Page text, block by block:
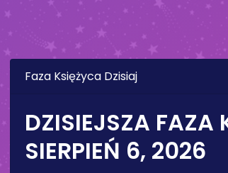
Faza Księżyca Dzisiaj
DZISIEJSZA FAZA
SIERPIEŃ 6, 2026